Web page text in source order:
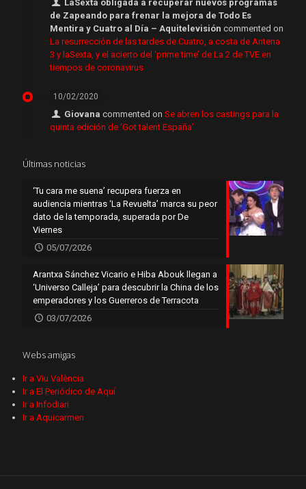
LaSexta obligada a recuperar nuevos programas
de Zapeando para frenar la mejora de Todo Es
Mentira y Cuatro al Día – Aquitelevisión commented on
La resurrección de las tardes de Cuatro, a costa de Antena
3 y laSexta, y el acierto del ‘prime time’ de La 2 de TVE en
tiempos de coronavirus
10/02/2020
Giovana commented onSe abren los castings para la
quinta edición de ‘Got talent España’
Últimas noticias
‘Tu cara me suena’ recupera fuerza en
audiencia mientras ‘La Revuelta’ marca su peor
dato de la temporada, superada por De
Viernes
05/07/2026
Arantxa Sánchez Vicario e Hiba Abouk llegan a
‘Universo Calleja’ para descubrir la China de los
emperadores y los Guerreros de Terracota
03/07/2026
Webs amigas
Ir a Viu València
Ir a El Periódico de Aquí
Ir a Infodiari
Ir a Aquicarmen